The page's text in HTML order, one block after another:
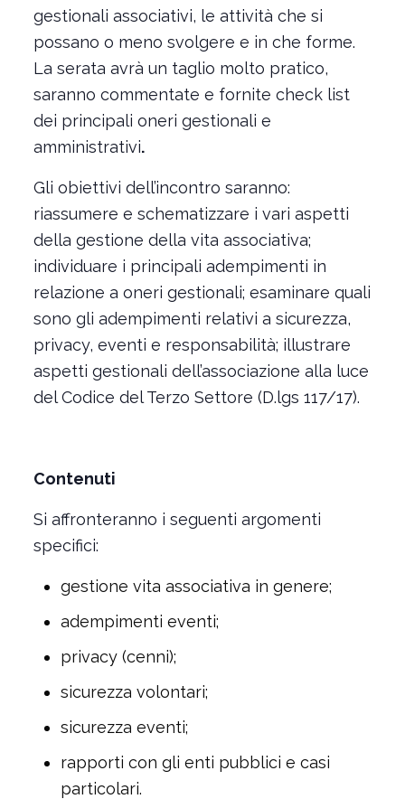
gestionali associativi, le attività che si
possano o meno svolgere e in che forme.
La serata avrà un taglio molto pratico,
saranno commentate e fornite check list
dei principali oneri gestionali e
amministrativi.
Gli obiettivi dell’incontro saranno:
riassumere e schematizzare i vari aspetti
della gestione della vita associativa;
individuare i principali adempimenti in
relazione a oneri gestionali; esaminare quali
sono gli adempimenti relativi a sicurezza,
privacy, eventi e responsabilità; illustrare
aspetti gestionali dell’associazione alla luce
del Codice del Terzo Settore (D.lgs 117/17).
Contenuti
Si affronteranno i seguenti argomenti
specifici:
gestione vita associativa in genere;
adempimenti eventi;
privacy (cenni);
sicurezza volontari;
sicurezza eventi;
rapporti con gli enti pubblici e casi
particolari.